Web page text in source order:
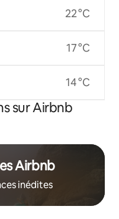
22 °C
17 °C
14 °C
sur Airbnb
Airbnb
inédites